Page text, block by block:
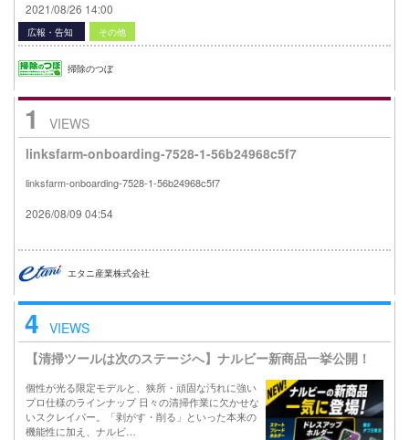
2021/08/26 14:00
広報・告知 その他
掃除のつぼ
1
VIEWS
linksfarm-onboarding-7528-1-56b24968c5f7
linksfarm-onboarding-7528-1-56b24968c5f7
2026/08/09 04:54
エタニ産業株式会社
4 VIEWS
【清掃ツールは次のステージへ】ナルビー新商品一挙公開！
個性が光る限定モデルと、狭所・頑固な汚れに強い
プロ仕様のラインナップ 日々の清掃作業に欠かせな
いスクレイパー。「剥がす・削る」といった本来の
機能性に加え、ナルビ…